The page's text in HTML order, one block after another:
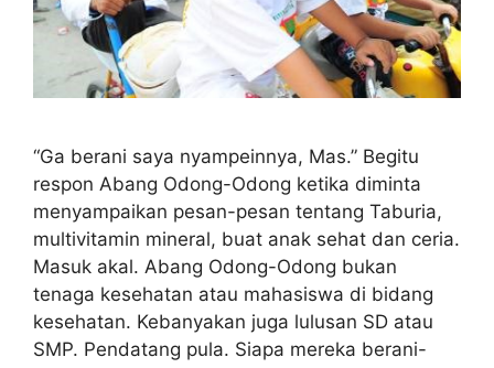
“Ga berani saya nyampeinnya, Mas.” Begitu
respon Abang Odong-Odong ketika diminta
menyampaikan pesan-pesan tentang Taburia,
multivitamin mineral, buat anak sehat dan ceria.
Masuk akal. Abang Odong-Odong bukan
tenaga kesehatan atau mahasiswa di bidang
kesehatan. Kebanyakan juga lulusan SD atau
SMP. Pendatang pula. Siapa mereka berani-